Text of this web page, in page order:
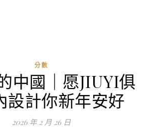
分數
中國｜愿JIUYI俱
設計你新年安好
2026 年 2 月 26 日